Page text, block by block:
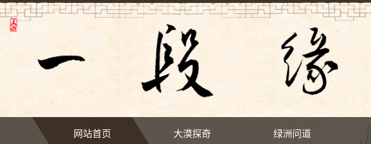
网站首页 大漠探奇 绿洲问道